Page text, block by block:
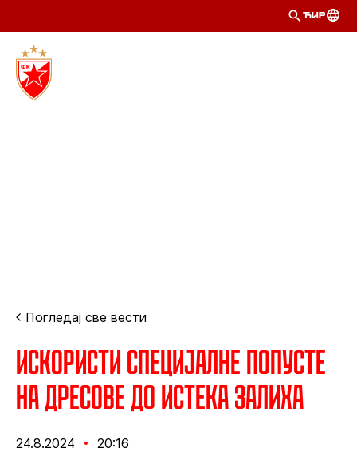
ЋИР
Погледај све вести
Искористи специјалне попусте
на дресове до истека залиха
24.8.2024 20:16